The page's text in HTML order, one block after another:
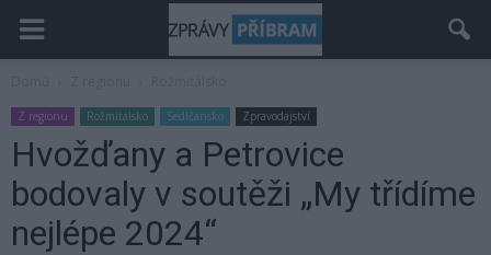
Z regionu Rožmitálsko Sedlčansko Zpravodajství
Hvožďany a Petrovice
bodovaly v soutěži „My třídíme
nejlépe 2024“